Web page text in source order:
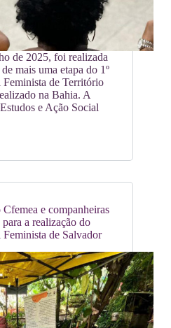
de 2025, foi realizada
mais uma etapa do 1º
de Território
na Bahia. A
e Ação Social
e companheiras
a realização do
de Salvador